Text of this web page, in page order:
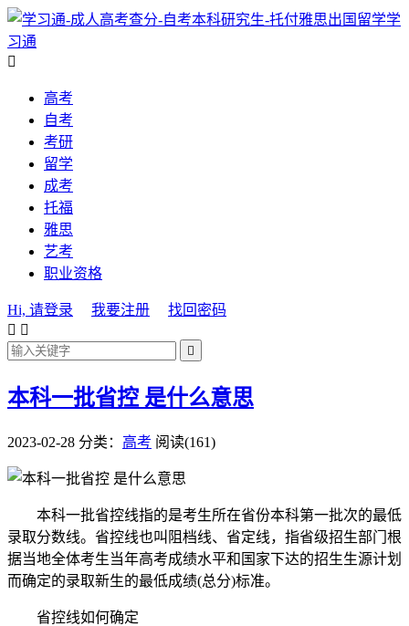
学
习通

高考
自考
考研
留学
成考
托福
雅思
艺考
职业资格
Hi, 请登录 我要注册
找回密码
 

本科一批省控 是什么意思
2023-02-28 分类： 高考 阅读(161)
本科一批省控线指的是考生所在省份本科第一批次的最低
录取分数线。省控线也叫阻档线、省定线，指省级招生部门根
据当地全体考生当年高考成绩水平和国家下达的招生生源计划
而确定的录取新生的最低成绩(总分)标准。
省控线如何确定